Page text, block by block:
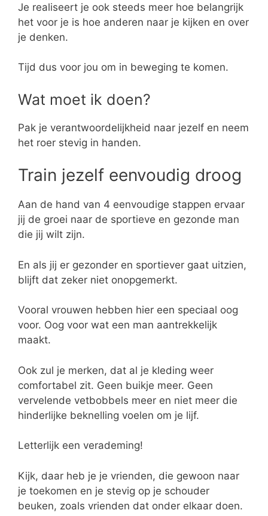
Je realiseert je ook steeds meer hoe belangrijk
het voor je is hoe anderen naar je kijken en over
je denken.
Tijd dus voor jou om in beweging te komen.
Wat moet ik doen?
Pak je verantwoordelijkheid naar jezelf en neem
het roer stevig in handen.
Train jezelf eenvoudig droog
Aan de hand van 4 eenvoudige stappen ervaar
jij de groei naar de sportieve en gezonde man
die jij wilt zijn.
En als jij er gezonder en sportiever gaat uitzien,
blijft dat zeker niet onopgemerkt.
Vooral vrouwen hebben hier een speciaal oog
voor. Oog voor wat een man aantrekkelijk
maakt.
Ook zul je merken, dat al je kleding weer
comfortabel zit. Geen buikje meer. Geen
vervelende vetbobbels meer en niet meer die
hinderlijke beknelling voelen om je lijf.
Letterlijk een verademing!
Kijk, daar heb je je vrienden, die gewoon naar
je toekomen en je stevig op je schouder
beuken, zoals vrienden dat onder elkaar doen.